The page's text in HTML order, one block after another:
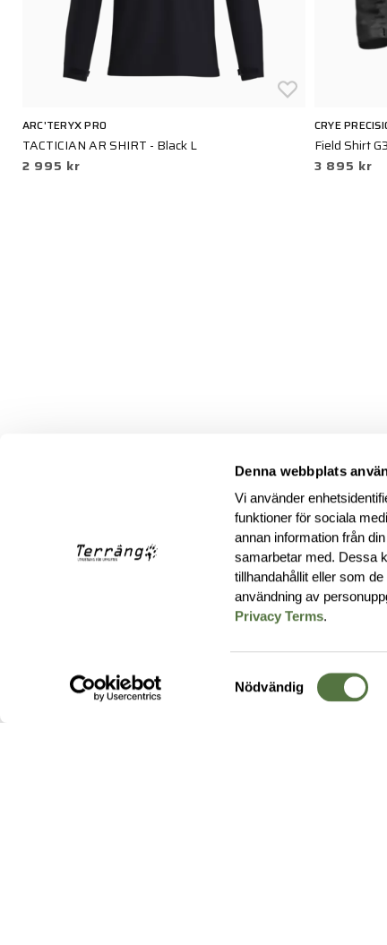
Denna webbplats
Vi använder
funktioner för sociala
annan information från
samarbetar med. Dessa
tillhandahållit eller som
användning av
Privacy Terms.
Samtyckesval
Nödvändig
ARC'TERYX PRO
TACTICIAN AR SHIRT - Black L
2 995 kr
CRYE
Field Shirt
3 895 kr